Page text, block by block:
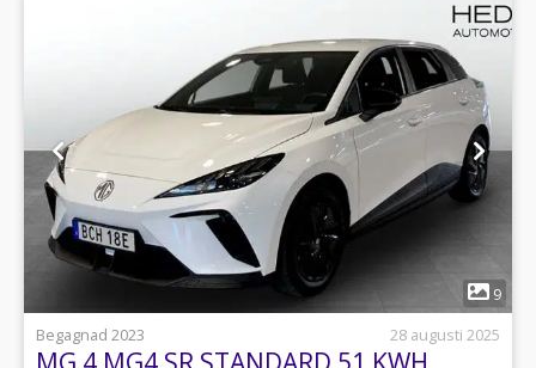
9
Begagnad 2023
28 augusti 2025